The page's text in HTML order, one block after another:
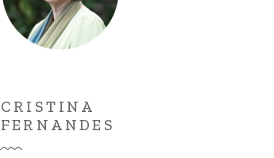
CRISTINA
FERNANDES